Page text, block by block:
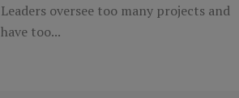
Leaders oversee too many projects and
have too...